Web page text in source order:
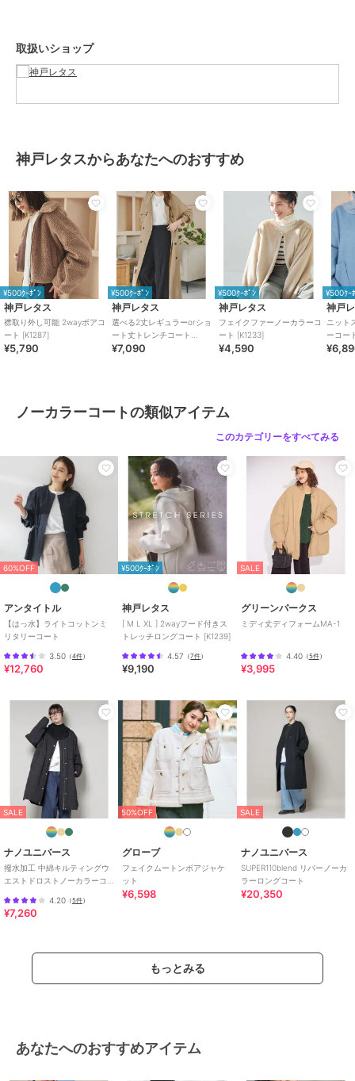
特徴
ート丈/ミドル丈/ライフスタ
ノーカラーコート
ポリエステル素材/無地 /ショ
イル
原産国
取扱いショップ
神戸レタスからあなたへのおすすめ
¥500ｸｰﾎﾟﾝ
神戸レタス
襟取り外し可能 2wayボアコ
ート [K1287]
¥5,790
¥500ｸｰﾎﾟﾝ
神戸レタス
選べる2丈レギュラーorショ
ート丈トレンチコート
[K1300]
¥7,090
¥500ｸｰﾎﾟﾝ
神戸レタス
フェイクファーノーカラーコ
ート [K1233]
¥4,590
¥500ｸｰ
神戸
ニット
ーコー
ノーカラーコートの類似アイテム
このカテゴリーをすべてみる
60%OFF
アンタイトル
【はっ水】ライトコットンミ
リタリーコート
3.50 （4件）
¥12,760
¥500ｸｰﾎﾟﾝ
神戸レタス
[ M L XL ] 2wayフード付きス
トレッチロングコート [K1239]
4.57 （7件）
¥9,190
SALE
グリーンパークス
ミディ丈ディフォームMA-1
4.40（5件）
¥3,995
SALE
ナノユニバース
撥水加工 中綿キルティングウ
エストドロストノーカラーコ
4.20 （5件）
¥7,260
50%OFF
グローブ
フェイクムートンボアジャケ
ット
¥6,598
SALE
ナノユニバース
SUPER110blend リバーノーカ
ラーロングコート
¥20,350
もっとみる
あなたへのおすすめアイテム